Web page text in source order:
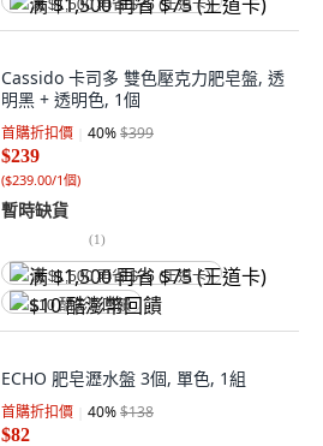
满 $1,500 再省 $75 (王道卡)
Cassido 卡司多 雙色壓克力肥皂盤, 透
明黑 + 透明色, 1個
首購折扣價 40%$399
$239
($239.00/1個)
暫時缺貨
(1)
满 $1,500 再省 $75 (王道卡)
$10 酷澎幣回饋
ECHO 肥皂瀝水盤 3個, 單色, 1組
首購折扣價 40%$138
$82